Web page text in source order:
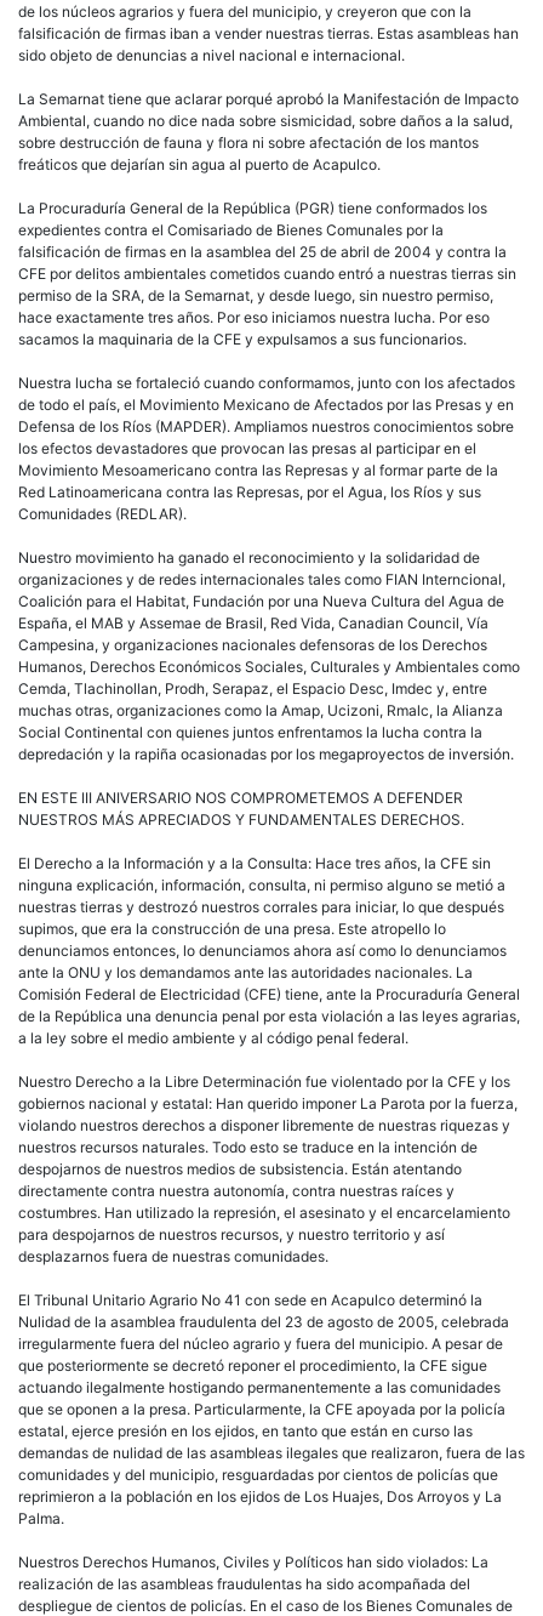
de los núcleos agrarios y fuera del municipio, y creyeron que con la
falsificación de firmas iban a vender nuestras tierras. Estas asambleas han
sido objeto de denuncias a nivel nacional e internacional.
La Semarnat tiene que aclarar porqué aprobó la Manifestación de Impacto
Ambiental, cuando no dice nada sobre sismicidad, sobre daños a la salud,
sobre destrucción de fauna y flora ni sobre afectación de los mantos
freáticos que dejarían sin agua al puerto de Acapulco.
La Procuraduría General de la República (PGR) tiene conformados los
expedientes contra el Comisariado de Bienes Comunales por la
falsificación de firmas en la asamblea del 25 de abril de 2004 y contra la
CFE por delitos ambientales cometidos cuando entró a nuestras tierras sin
permiso de la SRA, de la Semarnat, y desde luego, sin nuestro permiso,
hace exactamente tres años. Por eso iniciamos nuestra lucha. Por eso
sacamos la maquinaria de la CFE y expulsamos a sus funcionarios.
Nuestra lucha se fortaleció cuando conformamos, junto con los afectados
de todo el país, el Movimiento Mexicano de Afectados por las Presas y en
Defensa de los Ríos (MAPDER). Ampliamos nuestros conocimientos sobre
los efectos devastadores que provocan las presas al participar en el
Movimiento Mesoamericano contra las Represas y al formar parte de la
Red Latinoamericana contra las Represas, por el Agua, los Ríos y sus
Comunidades (REDLAR).
Nuestro movimiento ha ganado el reconocimiento y la solidaridad de
organizaciones y de redes internacionales tales como FIAN Interncional,
Coalición para el Habitat, Fundación por una Nueva Cultura del Agua de
España, el MAB y Assemae de Brasil, Red Vida, Canadian Council, Vía
Campesina, y organizaciones nacionales defensoras de los Derechos
Humanos, Derechos Económicos Sociales, Culturales y Ambientales como
Cemda, Tlachinollan, Prodh, Serapaz, el Espacio Desc, Imdec y, entre
muchas otras, organizaciones como la Amap, Ucizoni, Rmalc, la Alianza
Social Continental con quienes juntos enfrentamos la lucha contra la
depredación y la rapiña ocasionadas por los megaproyectos de inversión.
EN ESTE III ANIVERSARIO NOS COMPROMETEMOS A DEFENDER
NUESTROS MÁS APRECIADOS Y FUNDAMENTALES DERECHOS.
El Derecho a la Información y a la Consulta: Hace tres años, la CFE sin
ninguna explicación, información, consulta, ni permiso alguno se metió a
nuestras tierras y destrozó nuestros corrales para iniciar, lo que después
supimos, que era la construcción de una presa. Este atropello lo
denunciamos entonces, lo denunciamos ahora así como lo denunciamos
ante la ONU y los demandamos ante las autoridades nacionales. La
Comisión Federal de Electricidad (CFE) tiene, ante la Procuraduría General
de la República una denuncia penal por esta violación a las leyes agrarias,
a la ley sobre el medio ambiente y al código penal federal.
Nuestro Derecho a la Libre Determinación fue violentado por la CFE y los
gobiernos nacional y estatal: Han querido imponer La Parota por la fuerza,
violando nuestros derechos a disponer libremente de nuestras riquezas y
nuestros recursos naturales. Todo esto se traduce en la intención de
despojarnos de nuestros medios de subsistencia. Están atentando
directamente contra nuestra autonomía, contra nuestras raíces y
costumbres. Han utilizado la represión, el asesinato y el encarcelamiento
para despojarnos de nuestros recursos, y nuestro territorio y así
desplazarnos fuera de nuestras comunidades.
El Tribunal Unitario Agrario No 41 con sede en Acapulco determinó la
Nulidad de la asamblea fraudulenta del 23 de agosto de 2005, celebrada
irregularmente fuera del núcleo agrario y fuera del municipio. A pesar de
que posteriormente se decretó reponer el procedimiento, la CFE sigue
actuando ilegalmente hostigando permanentemente a las comunidades
que se oponen a la presa. Particularmente, la CFE apoyada por la policía
estatal, ejerce presión en los ejidos, en tanto que están en curso las
demandas de nulidad de las asambleas ilegales que realizaron, fuera de las
comunidades y del municipio, resguardadas por cientos de policías que
reprimieron a la población en los ejidos de Los Huajes, Dos Arroyos y La
Palma.
Nuestros Derechos Humanos, Civiles y Políticos han sido violados: La
realización de las asambleas fraudulentas ha sido acompañada del
despliegue de cientos de policías. En el caso de los Bienes Comunales de